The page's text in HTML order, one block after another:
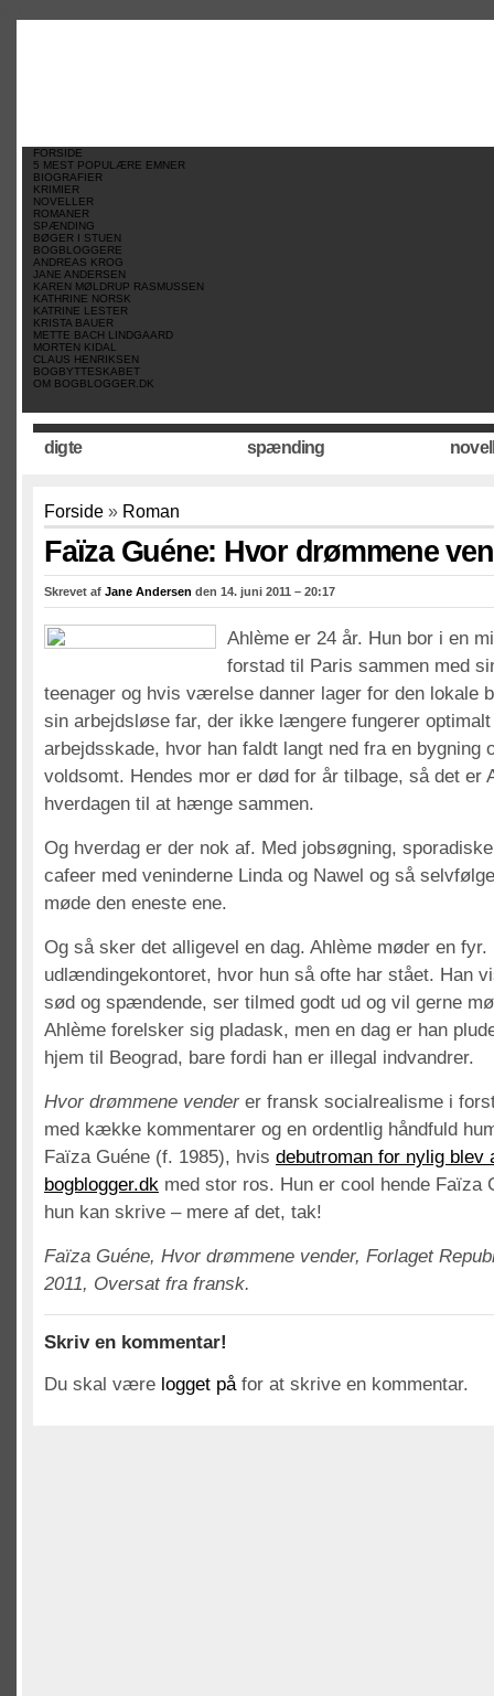
FORSIDE
5 MEST POPULÆRE EMNER
BIOGRAFIER
KRIMIER
NOVELLER
ROMANER
SPÆNDING
BØGER I STUEN
BOGBLOGGERE
ANDREAS KROG
JANE ANDERSEN
KAREN MØLDRUP RASMUSSEN
KATHRINE NORSK
KATRINE LESTER
KRISTA BAUER
METTE BACH LINDGAARD
MORTEN KIDAL
CLAUS HENRIKSEN
BOGBYTTESKABET
OM BOGBLOGGER.DK
digte spænding
Forside » Roman
Faïza Guéne: Hvor drømmene
Skrevet af Jane Andersen den 14. juni 2011 – 20:17
Ahlème er 24 år. Hun bor i en
forstad til Paris sammen med
teenager og hvis værelse danner lager for den lokale
sin arbejdsløse far, der ikke længere fungerer
arbejdsskade, hvor han faldt langt ned fra en bygning
voldsomt. Hendes mor er død for år tilbage, så det er
hverdagen til at hænge sammen.
Og hverdag er der nok af. Med jobsøgning,
cafeer med veninderne Linda og Nawel og så
møde den eneste ene.
Og så sker det alligevel en dag. Ahlème møder en
udlændingekontoret, hvor hun så ofte har stået. Han
sød og spændende, ser tilmed godt ud og vil gerne
Ahlème forelsker sig pladask, men en dag er han
hjem til Beograd, bare fordi han er illegal indvandrer.
Hvor drømmene vender er fransk socialrealisme i
med kække kommentarer og en ordentlig håndfuld
Faïza Guéne (f. 1985), hvis debutroman for nylig blev
bogblogger.dk med stor ros. Hun er cool hende Faïza
hun kan skrive – mere af det, tak!
Faïza Guéne, Hvor drømmene vender, Forlaget
2011, Oversat fra fransk.
Skriv en kommentar!
Du skal være logget påfor at skrive en kommentar.